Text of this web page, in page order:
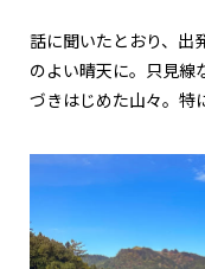
話に聞いたとおり、出
のよい晴天に。只見線
づきはじめた山々。特